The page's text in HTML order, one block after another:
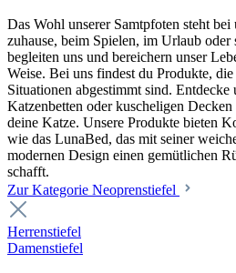
Das Wohl unserer Samtpfoten steht
zuhause, beim Spielen, im Urlaub
begleiten uns und bereichern unser
Weise. Bei uns findest du Produkte,
Situationen abgestimmt sind. Entdecke
Katzenbetten oder kuscheligen
deine Katze. Unsere Produkte bieten
wie das LunaBed, das mit seiner
modernen Design einen gemütlichen
schafft.
Zur Kategorie Neoprenstiefel
Herrenstiefel
Damenstiefel